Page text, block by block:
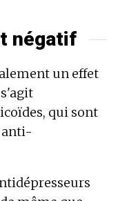
négatif
un effet
qui sont
anti-